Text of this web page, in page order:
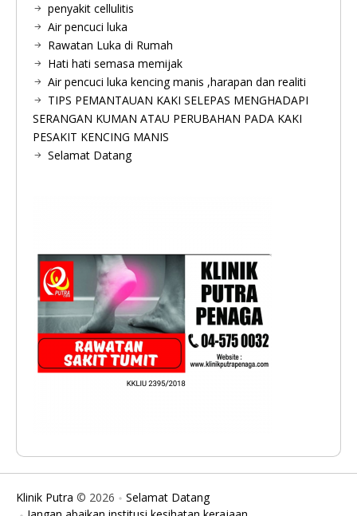
penyakit cellulitis
Air pencuci luka
Rawatan Luka di Rumah
Hati hati semasa memijak
Air pencuci luka kencing manis ,harapan dan realiti
TIPS PEMANTAUAN KAKI SELEPAS MENGHADAPI
SERANGAN KUMAN ATAU PERUBAHAN PADA KAKI
PESAKIT KENCING MANIS
Selamat Datang
Klinik Putra © 2026
Selamat Datang